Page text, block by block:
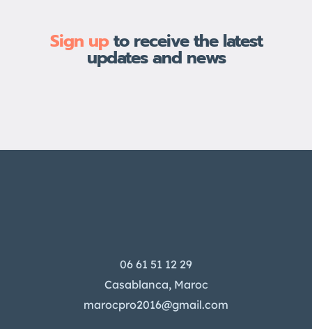
de température. Au Maroc, où les […]
Sign upto receive the latest
updates and news
06 61 51 12 29
Casablanca, Maroc
marocpro2016@gmail.com